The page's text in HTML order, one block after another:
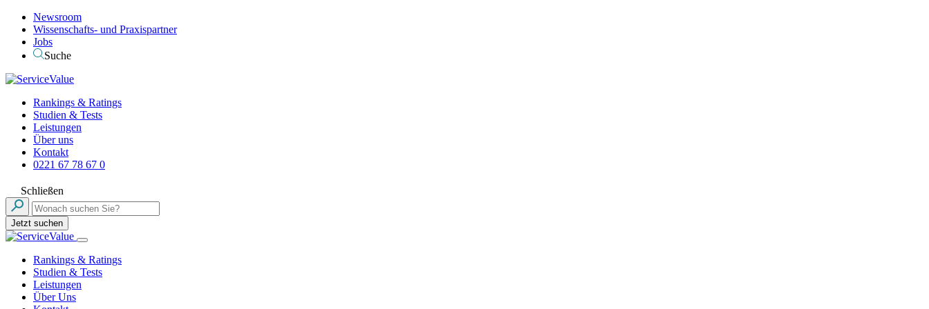
Newsroom
Wissenschafts- und Praxispartner
Jobs
Suche
Rankings & Ratings
Studien & Tests
Leistungen
Über uns
Kontakt
0221 67 78 67 0
Schließen
Jetzt suchen
Rankings & Ratings
Studien & Tests
Leistungen
Über Uns